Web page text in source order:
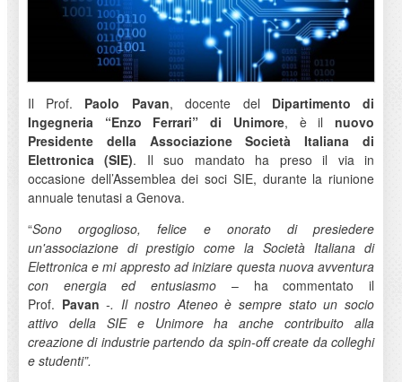
Il Prof. Paolo Pavan, docente del Dipartimento di
Ingegneria “Enzo Ferrari” di Unimore, è ilnuovo
Presidente della Associazione Società Italiana di
Elettronica (SIE). Il suo mandato ha preso il via in
occasione dell’Assemblea dei soci SIE, durante la riunione
annuale tenutasi a Genova.
“Sono orgoglioso, felice e onorato di presiedere
un'associazione di prestigio come la Società Italiana di
Elettronica e mi appresto ad iniziare questa nuova avventura
con energia ed entusiasmo – ha commentato il
Prof. Pavan -. Il nostro Ateneo è sempre stato un socio
attivo della SIE e Unimore ha anche contribuito alla
creazione di industrie partendo da spin-off create da colleghi
e studenti”.